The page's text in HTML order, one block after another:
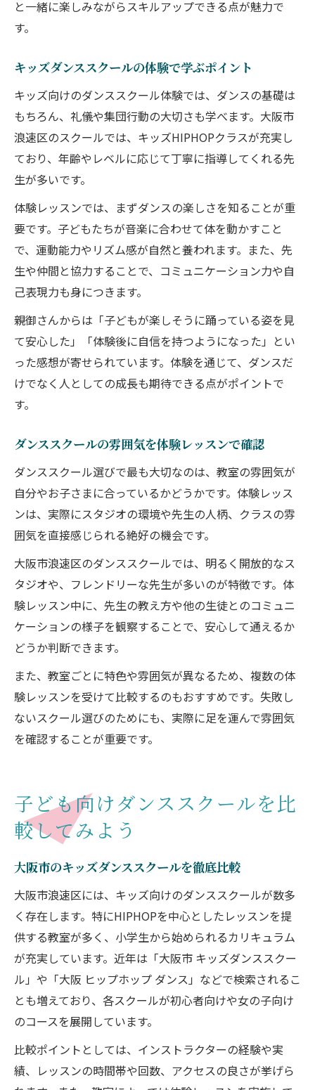
と一緒に楽しみながらスキルアップできる点が魅力で
す。
キッズダンススクールの体験で学ぶポイント
キッズ向けのダンススクール体験では、ダンスの基礎は
もちろん、礼儀や集団行動の大切さも学べます。大阪市
浪速区のスクールでは、キッズHIPHOPクラスが充実し
ており、年齢やレベルに応じて丁寧に指導してくれる先
生が多いです。
体験レッスンでは、まずダンスの楽しさを知ることが重
要です。子どもたちが音楽に合わせて体を動かすこと
で、運動能力やリズム感が自然と養われます。また、先
生や仲間と協力することで、コミュニケーション力や自
己表現力も身につきます。
親御さんからは「子どもが楽しそうに踊っている姿を見
て安心した」「体験後に自信を持つようになった」とい
った感想が寄せられています。体験を通じて、ダンスだ
けでなく人としての成長も期待できる点がポイントで
す。
ダンススクールの雰囲気を体験レッスンで確認
ダンススクール選びで最も大切なのは、教室の雰囲気が
自分やお子さまに合っているかどうかです。体験レッス
ンは、実際にスタジオの環境や先生の人柄、クラスの雰
囲気を直接感じられる絶好の機会です。
大阪市浪速区のダンススクールでは、明るく開放的なス
タジオや、フレンドリーな先生が多いのが特徴です。体
験レッスン中に、先生の教え方や他の生徒とのコミュニ
ケーションの様子を観察することで、安心して通えるか
どうか判断できます。
また、教室ごとに特色や雰囲気が異なるため、複数の体
験レッスンを受けて比較するのもおすすめです。失敗し
ないスクール選びのためにも、実際に足を運んで雰囲気
を確認することが重要です。
子ども向けダンススクールを比
較してみよう
大阪市のキッズダンススクールを徹底比較
大阪市浪速区には、キッズ向けのダンススクールが数多
く存在します。特にHIPHOPを中心としたレッスンを提
供する教室が多く、小学生から始められるカリキュラム
が充実しています。近年は「大阪市 キッズダンススクー
ル」や「大阪 ヒップホップ ダンス」などで検索されるこ
とも増えており、各スクールが初心者向けや女の子向け
のコースを展開しています。
比較ポイントとしては、インストラクターの経験や実
績、レッスンの時間帯や回数、アクセスの良さが挙げら